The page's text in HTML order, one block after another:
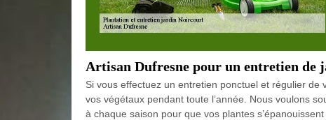
Artisan Dufresne pour un entretien de
Si vous effectuez un entretien ponctuel et régulier
vos végétaux pendant toute l’année. Nous voulons
à chaque saison pour que vos plantes